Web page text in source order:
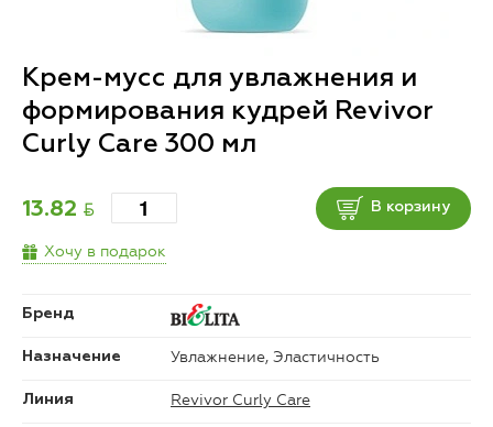
Крем-мусс для увлажнения и
формирования кудрей Revivor
Curly Care 300 мл
13.82 BYN В корзину
Хочу в подарок
Бренд
Назначение Увлажнение, Эластичность
Линия Revivor Curly Care